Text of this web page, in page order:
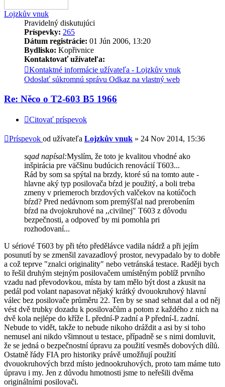
Lojzkův vnuk
Pravidelný diskutujúci
Príspevky: 265
Dátum registrácie: 01 Jún 2006, 13:20
Bydlisko: Kopřivnice
Kontaktovať užívateľa:
Kontaktné informácie užívateľa - Lojzkův vnuk
Odoslať súkromnú správu Odkaz na vlastný web
Re: Něco o T2-603 B5 1966
Citovať príspevok
Príspevok od užívateľa Lojzkův vnuk » 24 Nov 2014, 15:36
sqad napísal:Myslím, že toto je kvalitou vhodné ako
inšpirácia pre väčšinu budúcich renovácií T603...
Rád by som sa spýtal na brzdy, ktoré sú na tomto aute -
hlavne aký typ posilovača bŕzd je použitý, a boli treba
zmeny v priemeroch brzdových valčekov na kotúčoch
bŕzd? Pred nedávnom som premýšľal nad prerobením
bŕzd na dvojokruhové na ,,civilnej" T603 z dôvodu
bezpečnosti, a odpoveď by mi pomohla pri
rozhodovaní...
U sériové T603 by při této předělávce vadila nádrž a při jejím
posunutí by se zmenšil zavazadlový prostor, nevypadalo by to dobře
a což teprve "znalci originality" nebo vetránská testace. Raději bych
to řešil druhým stejným posilovačem umístěným poblíž prvního
vzadu nad převodovkou, místa by tam mělo být dost a zkusit na
pedál pod volant napasovat nějaký krátký dvouokruhový hlavní
válec bez posilovače průměru 22. Ten by se snad sehnat dal a od něj
vést dvě trubky dozadu k posilovačům a potom z každého z nich na
dvě kola nejlépe do kříže L přední-P zadní a P přední-L zadní.
Nebude to vidět, takže to nebude nikoho dráždit a asi by si toho
nemusel ani nikdo všimnout u testace, případně se s nimi domluvit,
že se jedná o bezpečnostní úpravu za použití vesměs dobových dílů.
Ostatně řády FIA pro historiky právě umožňují použití
dvouokruhových brzd místo jednookruhových, proto tam máme tuto
úpravu i my. Jen z důvodu hmotnosti jsme to neřešili dvěma
originálními posilovači.